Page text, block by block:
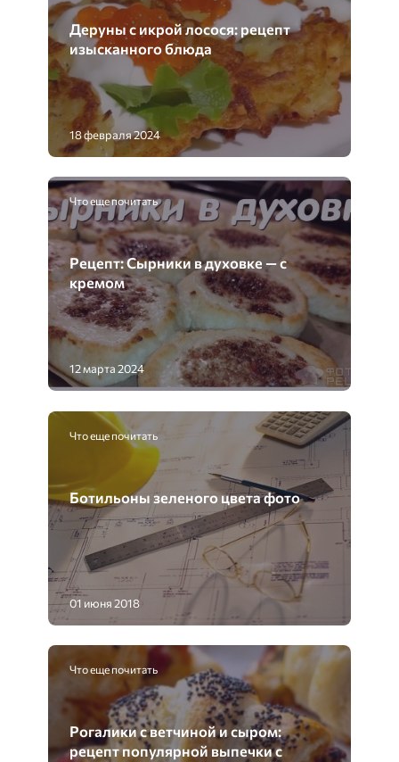
Деруны с икрой лосося: рецепт
изысканного блюда
18 февраля 2024
Что еще почитать
Рецепт: Сырники в духовке — с
кремом
12 марта 2024
Что еще почитать
Ботильоны зеленого цвета фото
01 июня 2018
Что еще почитать
Рогалики с ветчиной и сыром:
рецепт популярной выпечки с